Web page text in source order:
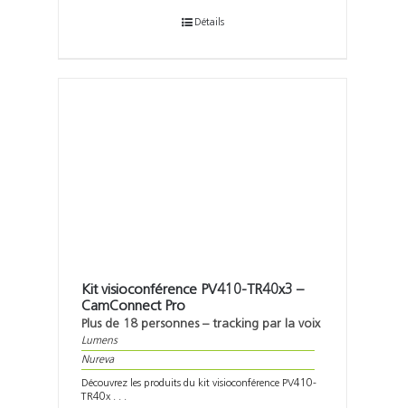
Détails
Kit visioconférence PV410-TR40x3 –
CamConnect Pro
Plus de 18 personnes – tracking par la voix
Lumens
Nureva
Découvrez les produits du kit visioconférence PV410-
TR40x . . .